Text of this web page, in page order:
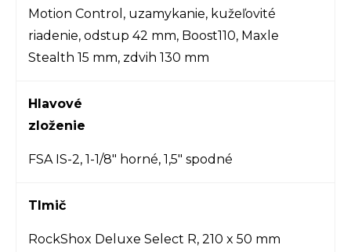
Motion Control, uzamykanie, kužeľovité
riadenie, odstup 42 mm, Boost110, Maxle
Stealth 15 mm, zdvih 130 mm
Hlavové
zloženie
FSA IS-2, 1-1/8" horné, 1,5" spodné
Tlmič
RockShox Deluxe Select R, 210 x 50 mm